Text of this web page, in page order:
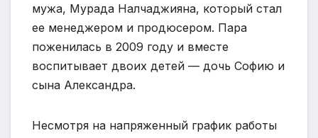
мужа, Мурада Налчаджияна, который стал
ее менеджером и продюсером. Пара
поженилась в 2009 году и вместе
воспитывает двоих детей — дочь Софию и
сына Александра.
Несмотря на напряженный график работы